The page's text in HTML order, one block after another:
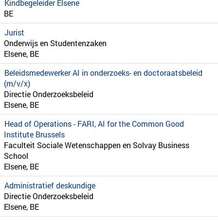
Kindbegeleider Elsene
BE
Jurist
Onderwijs en Studentenzaken
Elsene, BE
Beleidsmedewerker AI in onderzoeks- en doctoraatsbeleid
(m/v/x)
Directie Onderzoeksbeleid
Elsene, BE
Head of Operations - FARI, AI for the Common Good
Institute Brussels
Faculteit Sociale Wetenschappen en Solvay Business
School
Elsene, BE
Administratief deskundige
Directie Onderzoeksbeleid
Elsene, BE